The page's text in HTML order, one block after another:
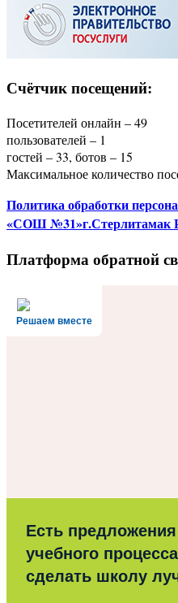
Счётчик посещений:
Посетителей онлайн – 49
пользователей – 1
гостей – 33, ботов – 15
Максимальное количество
Политикаобработки
«СОШ №31»г.Стерлитамак
Платформа обратной
Решаем вместе
Есть
учебного
сделать школу